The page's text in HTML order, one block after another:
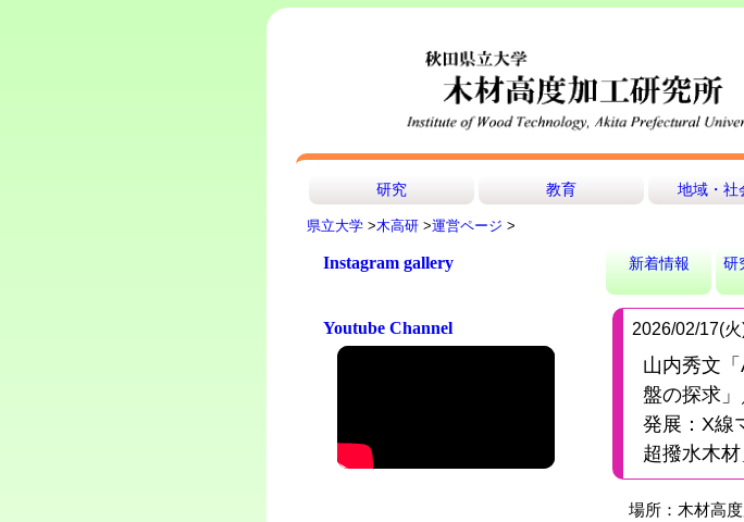
研究 教育 地域・社
県立大学 >木高研 >運営ページ >
Instagram gallery
Youtube Channel
新着情報
研
2026/02/17(
山内秀文
盤の探求
発展：X線
超撥水木材
場所：木材高